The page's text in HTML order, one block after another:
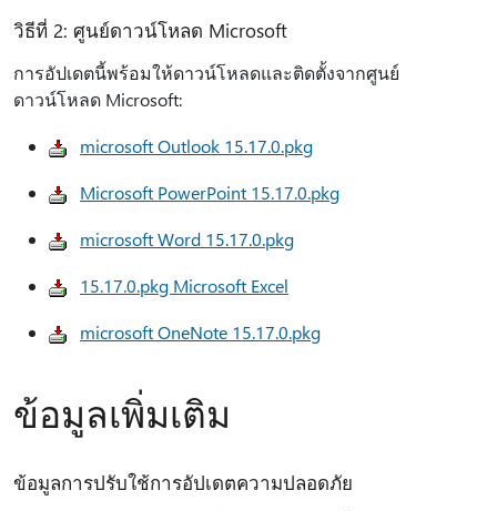
วิธีที่ 2: ศูนย์ดาวน์โหลด Microsoft
การอัปเดตนี้พร้อมให้ดาวน์โหลดและติดตั้งจากศูนย์
ดาวน์โหลด Microsoft:
microsoft Outlook 15.17.0.pkg
Microsoft PowerPoint 15.17.0.pkg
microsoft Word 15.17.0.pkg
15.17.0.pkg Microsoft Excel
microsoft OneNote 15.17.0.pkg
ข้อมูลเพิ่มเติม
ข้อมูลการปรับใช้การอัปเดตความปลอดภัย